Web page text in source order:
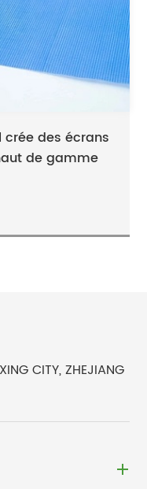
crée des écrans
de gamme
CITY, ZHEJIANG